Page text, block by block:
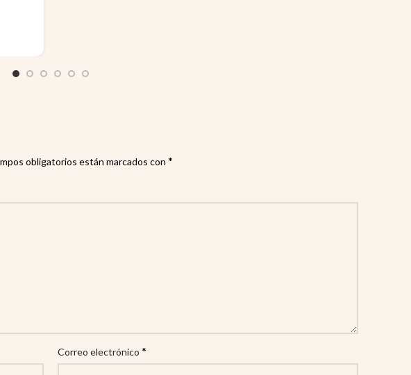
obligatorios están marcados con *
Correo electrónico *